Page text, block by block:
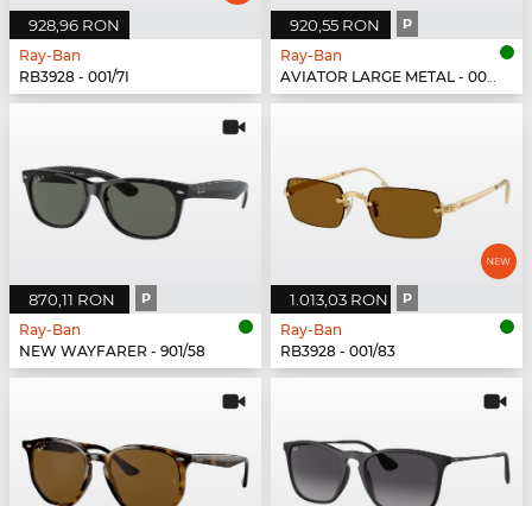
928,96 RON
Ray-Ban
RB3928 - 001/7I
920,55 RON P
Ray-Ban
AVIATOR LARGE METAL - 002/48
870,11 RON P
Ray-Ban
NEW WAYFARER - 901/58
1.013,03 RON P
Ray-Ban
RB3928 - 001/83